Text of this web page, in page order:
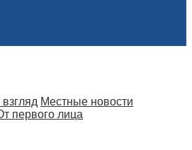
Местные новости
первого лица